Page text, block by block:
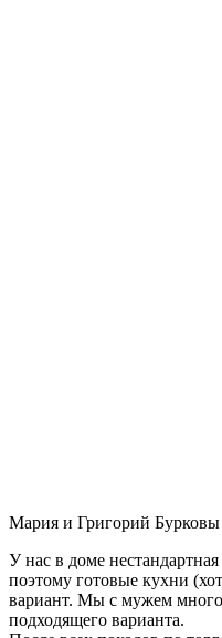
Мария и Григорий Бурковы
У нас в доме
поэтому готовые кухни
вариант. Мы с мужем
подходящего варианта.